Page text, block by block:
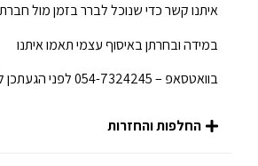
איתנו קשר כדי שנוכל לברר בזמן מול
במידה ובחרתן באיסוף עצמי תאמו איתנו
בוואטסאפ – 054-7324245 לפני הגעתכן לחנות.
החלפות והחזרות